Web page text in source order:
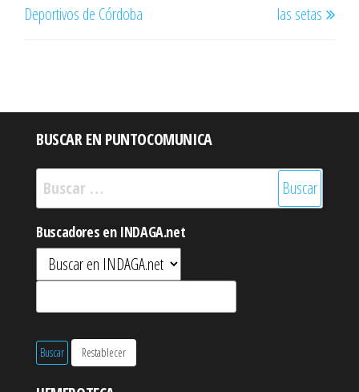
Deportivos de Córdoba
las setas
BUSCAR EN PUNTOCOMUNICA
Buscar:
Buscadores en INDAGA.net